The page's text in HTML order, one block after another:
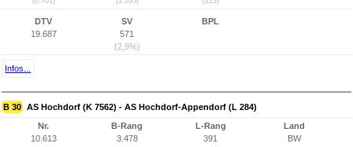
DTV
19.687
SV
571
(2,9%)
BPL
Infos...
B 30 AS Hochdorf (K 7562) - AS Hochdorf-Appendorf (L 284)
Nr.
10.613
B-Rang
3.478
L-Rang
391
Land
BW